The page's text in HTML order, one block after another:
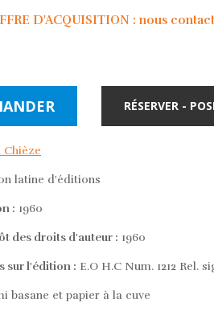
D'ACQUISITION : nous
RÉSERVER -
Chièze
latine d'éditions
: 1960
des droits d'auteur : 1960
sur l'édition : E.O H.C Num. 1212 Rel.
basane et papier à la cuve